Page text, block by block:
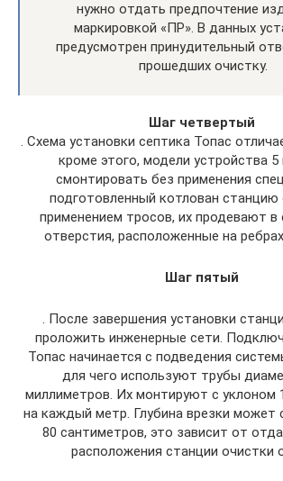
нужно отдать предпочтение
маркировкой «ПР». В данных
предусмотрен принудительный
прошедших очистку.
Шаг четвертый
. Схема установки септика Топас
кроме этого, модели устройства
смонтировать без применения
подготовленный котлован станцию
применением тросов, их продевают в
отверстия, расположенные на
Шаг пятый
. После завершения установки
проложить инженерные сети.
Топас начинается с подведения
для чего используют трубы
миллиметров. Их монтируют с уклоном
на каждый метр. Глубина врезки может
80 сантиметров, это зависит от
расположения станции очистки